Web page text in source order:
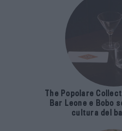
The Popolare
Bar Leone e Bobo
cultura del